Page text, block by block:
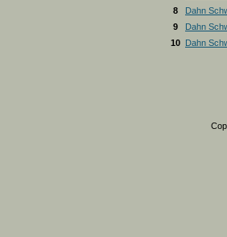
8
Dahn
9
Dahn
10
Dahn